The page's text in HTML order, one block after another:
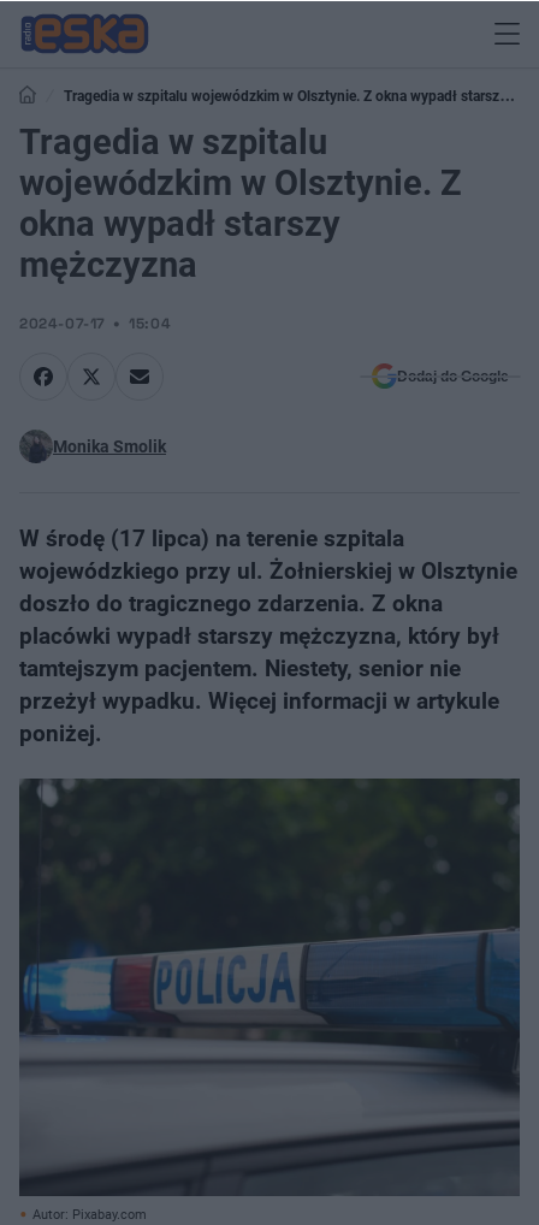
Tragedia w szpitalu wojewódzkim w Olsztynie. Z okna wypadł starszy
mężczyzna
Tragedia w szpitalu
wojewódzkim w Olsztynie. Z
okna wypadł starszy
mężczyzna
2024-07-17 15:04
Dodaj do Google
Monika Smolik
W środę (17 lipca) na terenie szpitala
wojewódzkiego przy ul. Żołnierskiej w Olsztynie
doszło do tragicznego zdarzenia. Z okna
placówki wypadł starszy mężczyzna, który był
tamtejszym pacjentem. Niestety, senior nie
przeżył wypadku. Więcej informacji w artykule
poniżej.
Autor: Pixabay.com